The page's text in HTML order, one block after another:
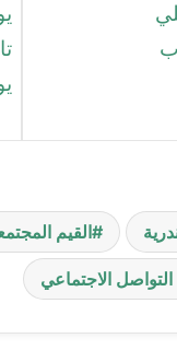
القيم
الاجتماعي